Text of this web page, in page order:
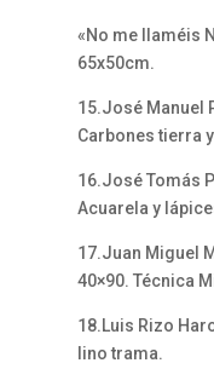
«No me llaméis
65x50cm.
15.José Manuel
Carbones tierra
16.José Tomás
Acuarela y
17.Juan Miguel
40×90. Técnica
18.Luis Rizo
lino trama.